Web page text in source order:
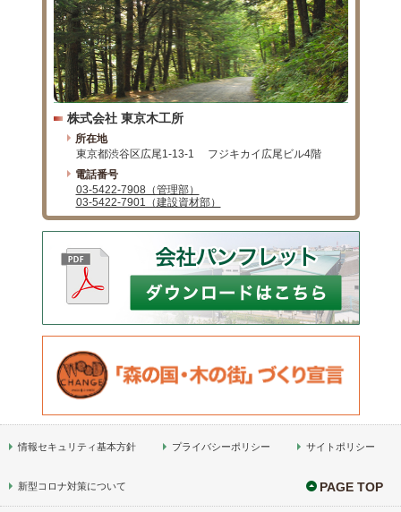
株式会社 東京木工所
所在地
東京都渋谷区広尾1-13-1
フジキカイ広尾ビル4階
電話番号
03-5422-7908（管理部）
03-5422-7901（建設資材部）
情報セキュリティ基本方針 プライバシーポリシー サイトポリシー
新型コロナ対策について PAGE TOP